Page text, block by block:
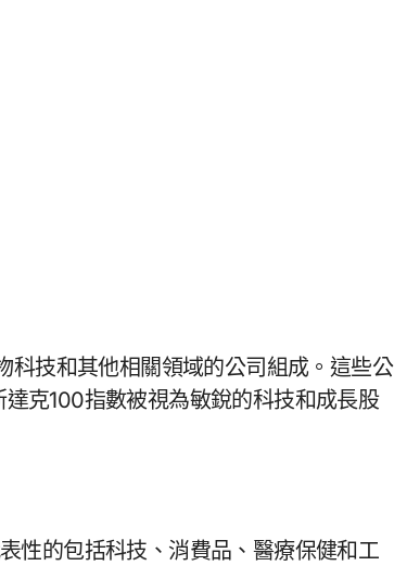
科技和其他相關領域的公司組成。這些公
克100指數被視為敏銳的科技和成長股
性的包括科技、消費品、醫療保健和工